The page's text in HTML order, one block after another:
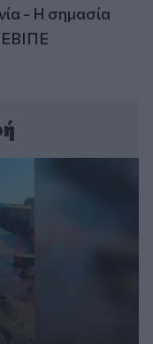
- Η σημασία